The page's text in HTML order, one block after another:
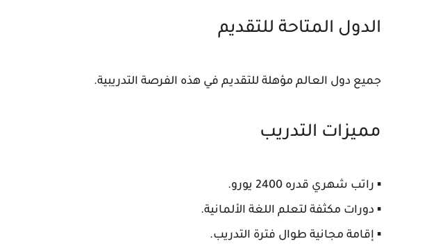
الدول المتاحة للتقديم
جميع دول العالم مؤهلة للتقديم في هذه الفرصة التدريبية.
مميزات التدريب
▪️ راتب شهري قدره 2400 يورو.
▪️ دورات مكثفة لتعلم اللغة الألمانية.
▪️ إقامة مجانية طوال فترة التدريب.